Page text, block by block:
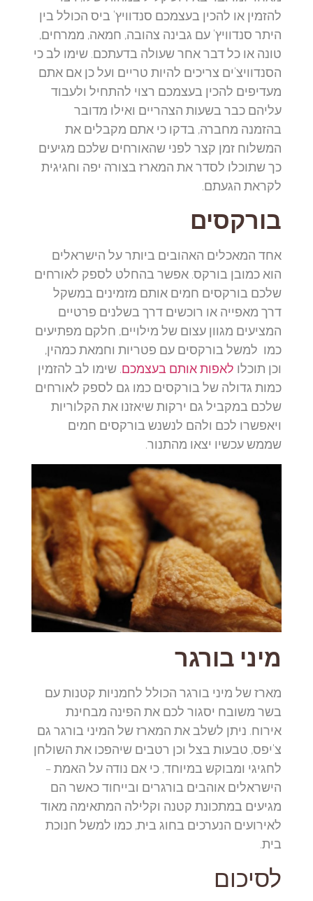
להזמין או להכין בעצמכם סנדוויץ' ביס הכולל בין
היתר סנדוויץ' עם גבינה צהובה, חמאה, ממרחים,
טונה או כל דבר אחר שעולה בדעתכם. שימו לב כי
הסנדוויצ'ים צריכים להיות טריים ועל כן אם אתם
מעדיפים להכין בעצמכם רצוי להתחיל ולעבוד
עליהם כבר בשעות הצהריים ואילו מדובר
בהזמנה מחברה, בדקו כי אתם מקבלים את
המשלוח זמן קצר לפני שהאורחים שלכם מגיעים
כך שתוכלו לסדר את המארז בצורה יפה וחגיגית
לקראת הגעתם.
בורקסים
אחד המאכלים האהובים ביותר על הישראלים
הוא כמובן בורקס. אפשר בהחלט לספק לאורחים
שלכם בורקסים חמים אותם מזמינים במשקל
דרך מאפייה או רוכשים דרך בשלנים פרטיים
המציעים מגוון עצום של מילויים, חלקם מפתיעים
כמו למשל בורקסים עם פטריות וחמאת כמהין,
וכן תוכלולאפות אותם בעצמכם. שימו לב להזמין
כמות גדולה של בורקסים כמו גם לספק לאורחים
שלכם במקביל גם ירקות שיאזנו את הקלוריות
ויאפשרו לכם ולהם לנשנש בורקסים חמים
שממש עכשיו יצאו מהתנור.
מיני בורגר
מארז של מיני בורגר הכולל לחמניות קטנות עם
בשר משובח יסגור לכם את הפינה מבחינת
אירוח. ניתן לשלב את המארז של המיני בורגר גם
צ'יפס, טבעות בצל וכן רטבים שיהפכו את השולחן
לחגיגי ומבוקש במיוחד, כי אם נודה על האמת –
הישראלים אוהבים בורגרים ובייחוד כאשר הם
מגיעים במתכונת קטנה וקלילה המתאימה מאוד
לאירועים הנערכים בחוג בית, כמו למשל חנוכת
בית.
לסיכום